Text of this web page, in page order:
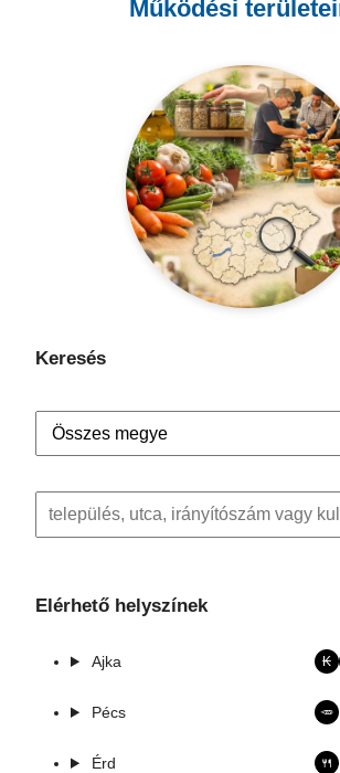
Működési
Keresés
Elérhető helyszínek
Ajka ₭
Pécs 🥕
Érd 🍴